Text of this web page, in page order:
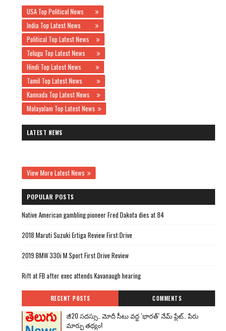
USA Top Political News
India Top Latest News
Political Top Latest News
Telugu Top Latest News
Hindi Top Latest News
Tamil Top Latest News
Kannada Top Latest News
Malayalam Top Latest News
LATEST NEWS
View More Latest News
POPULAR POSTS
Native American gambling pioneer Fred Dakota dies at 84
2018 Maruti Suzuki Ertiga Review First Drive
2019 BMW 330i M Sport First Drive Review
Rift at FB after exec attends Kavanaugh hearing
RECENT POSTS COMMENTS
జీ20 సదస్సు.. మోదీ సీటు వద్ద ‘భారత్’ నేమ్ ప్లేట్‌.. పేరు
మార్పు తథ్యం!